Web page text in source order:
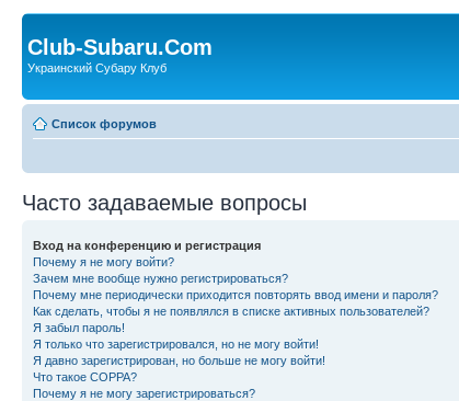
Club-Subaru.Com
Украинский Субару Клуб
Список форумов
Часто задаваемые вопросы
Вход на конференцию и регистрация
Почему я не могу войти?
Зачем мне вообще нужно регистрироваться?
Почему мне периодически приходится повторять ввод имени и пароля?
Как сделать, чтобы я не появлялся в списке активных пользователей?
Я забыл пароль!
Я только что зарегистрировался, но не могу войти!
Я давно зарегистрирован, но больше не могу войти!
Что такое COPPA?
Почему я не могу зарегистрироваться?